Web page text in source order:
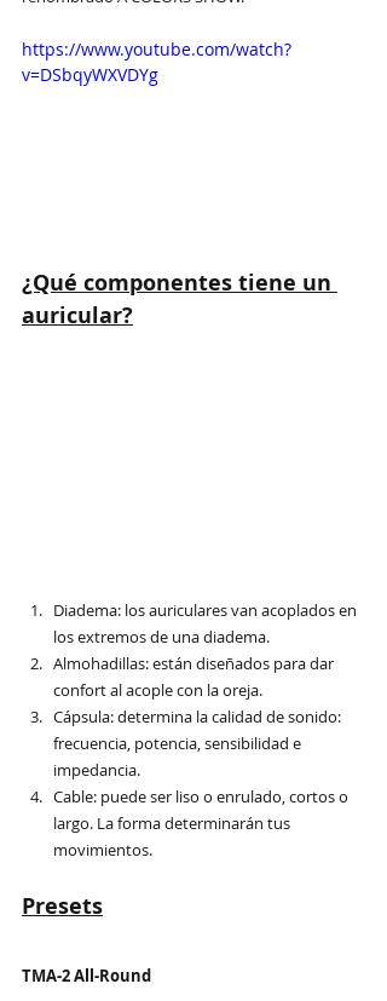
https://www.youtube.com/watch?
v=DSbqyWXVDYg
¿Qué componentes tiene un
auricular?
Diadema: los auriculares van acoplados en
los extremos de una diadema.
Almohadillas: están diseñados para dar
confort al acople con la oreja.
Cápsula: determina la calidad de sonido:
frecuencia, potencia, sensibilidad e
impedancia.
Cable: puede ser liso o enrulado, cortos o
largo. La forma determinarán tus
movimientos.
Presets
TMA-2 All-Round